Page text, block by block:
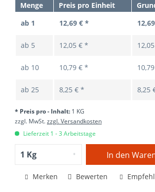
Menge Preis pro Einheit
ab 1
12,69 € *
ab 5 12,05 € *
ab 10 10,79 € *
ab 25 8,25 € * 8,25
* Preis pro - Inhalt: 1 KG
zzgl. MwSt.zzgl. Versandkosten
Lieferzeit 1 - 3 Arbeitstage
In den
Merken Bewerten